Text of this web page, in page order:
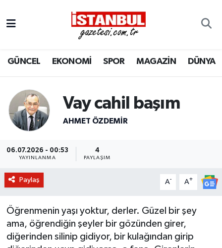
GÜNCEL EKONOMİ SPOR MAGAZİN DÜNYA
Vay cahil başım
AHMET ÖZDEMIR
06.07.2026 - 00:53
YAYINLANMA
4
PAYLAŞIM
Paylaş A- A+
Öğrenmenin yaşı yoktur, derler. Güzel bir şey
ama, öğrendiğin şeyler bir gözünden girer,
diğerinden silinip gidiyor, bir kulağından girip
EKONOMİ
İSTANBUL
DÜNYA
KÜLTÜR SANAT
SAĞLIK
BİLİM VE TEKNOLOJİ
Nöbetçi Eczaneler
Hava Durumu
Trafik Durumu
Süper Lig Puan Durumu ve Fikstür
Son Dakika Haberleri
Haber Arşivi